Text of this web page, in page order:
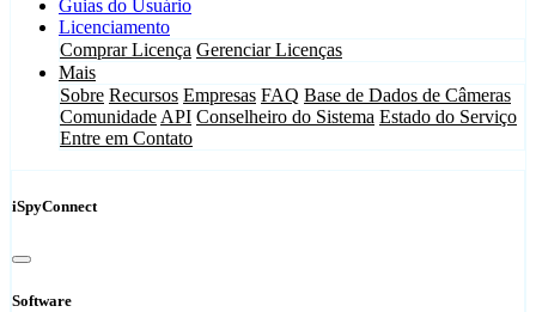
Guias do Usuário
Licenciamento
Comprar Licença Gerenciar Licenças
Mais
Sobre Recursos Empresas FAQ Base de Dados de Câmeras
Comunidade API Conselheiro do Sistema Estado do Serviço
Entre em Contato
iSpyConnect
Software